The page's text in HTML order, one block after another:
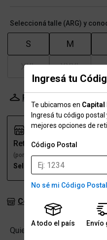
Ingresá tu
Te ubicamos en Capital
Ingresá tu código
mejores opciones de
Código Postal
No sé mi Código Postal
A todo el país Envío
Seleccioná talle (ARG) y
S M
XXL XXXL
Probador Virtual
Retiro
(por una sucursal)
Seleccioná talle
Consultar stock en
Quiero Cantidad